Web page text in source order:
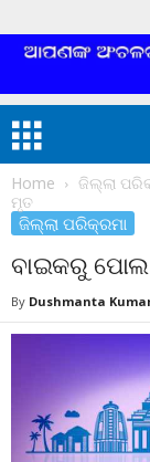
Home ଜିଲ୍ଲା
ମୃତ
ଜିଲ୍ଲା ପରିକ୍ରମା
ବାଇକରୁ
By Dushmanta